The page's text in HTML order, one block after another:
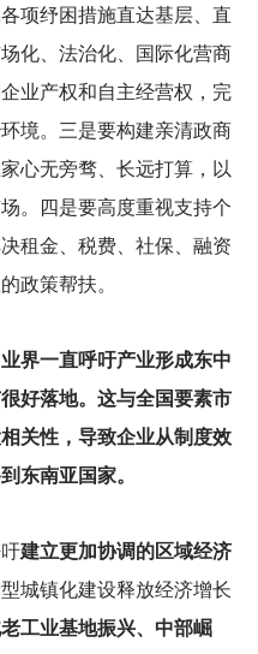
项纾困措施直达基层、直
化、法治化、国际化营商
业产权和自主经营权，完
境。三是要构建亲清政商
心无旁骛、长远打算，以
。四是要高度重视支持个
租金、税费、社保、融资
政策帮扶。
界一直呼吁产业形成东中
好落地。这与全国要素市
关性，导致企业从制度效
东南亚国家。
建立更加协调的区域经济
城镇化建设释放经济增长
工业基地振兴、中部崛